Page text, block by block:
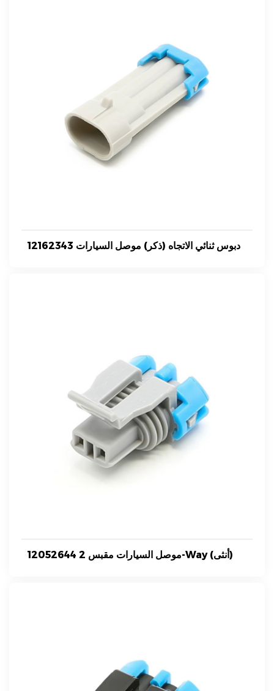
12162343 دبوس ثنائي الاتجاه (ذكر) موصل السيارات
12052644 موصل السيارات مقبس 2-Way (أنثى)